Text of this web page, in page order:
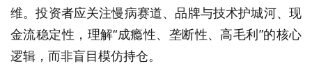
维。投资者应关注慢病赛道、品牌与技术护城河、现
金流稳定性，理解“成瘾性、垄断性、高毛利”的核心
逻辑，而非盲目模仿持仓。